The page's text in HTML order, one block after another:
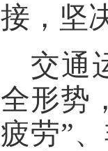
接，坚
交通
全形势
疲劳”